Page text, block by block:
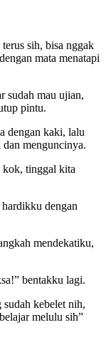
sih, bisa nggak
mata menatapi
sudah mau ujian,
pintu.
dengan kaki, lalu
menguncinya.
kok, tinggal kita
dengan
mendekatiku,
bentakku lagi.
kebelet nih,
melulu sih”